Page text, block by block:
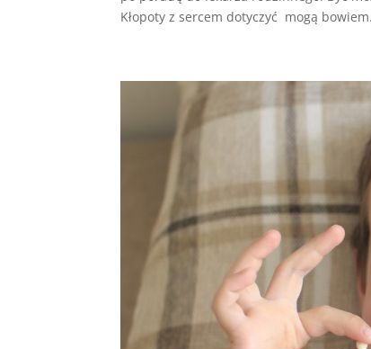
Kłopoty z sercem dotyczyć mogą